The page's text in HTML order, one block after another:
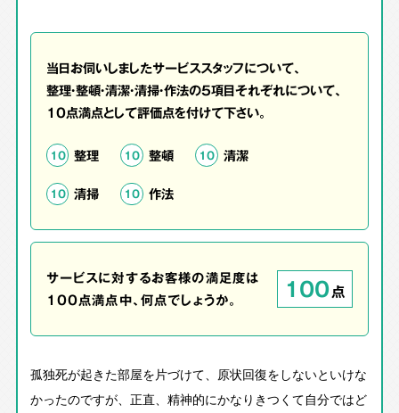
当日お伺いしましたサービススタッフについて、
整理・整頓・清潔・清掃・作法の5項目それぞれについて、
10点満点として評価点を付けて下さい。
10 整理 10 整頓 10 清潔
10 清掃 10 作法
サービスに対するお客様の満足度は
100点満点中、何点でしょうか。
100点
孤独死が起きた部屋を片づけて、原状回復をしないといけな
かったのですが、正直、精神的にかなりきつくて自分ではど